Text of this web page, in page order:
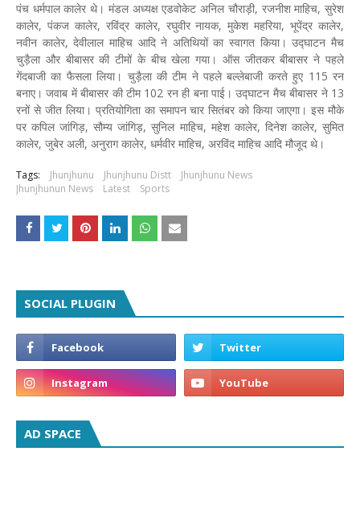
पंच धर्मपाल कालेर थे। मंडल अध्यक्ष एडवोकेट अनिल चौराड़ी, रजनीश माहिच, सुरेश
कालेर, पंकज कालेर, रविंद्र कालेर, रघुवीर नायक, मुकेश महरिया, भूपेंद्र कालेर,
नवीन कालेर, देवीलाल माहिच आदि ने अतिथियों का स्वागत किया। उद्घाटन मैच
चुड़ैला और बीबासर की टीमों के बीच खेला गया। ऑस जीतकर बीबासर ने पहले
गेंदबाजी का फैसला लिया। चुड़ैला की टीम ने पहले बल्लेबाजी करते हुए 115 रन
बनाए। जवाब में बीबासर की टीम 102 रन ही बना पाई। उद्घाटन मैच बीबासर ने 13
रनों से जीत लिया। प्रतियोगिता का समापन चार सितंबर को किया जाएगा। इस मौके
पर कपिल जांगिड़, सौम्य जांगिड़, सुनिल माहिच, महेश कालेर, दिनेश कालेर, सुमित
कालेर, जुबेर अली, अनुराग कालेर, धर्मवीर माहिच, अरविंद माहिच आदि मौजूद थे।
Tags: Jhunjhunu Jhunjhunu Distt
Jhunjhunu News
Jhunjhunun News
Latest Sports
SOCIAL PLUGIN
AD SPACE